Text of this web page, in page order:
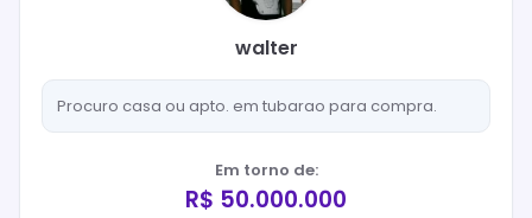
walter
Procuro casa ou apto. em tubarao para compra.
Em torno de:
R$ 50.000.000